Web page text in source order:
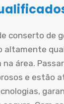
conserto de
altamente
área.
e estão